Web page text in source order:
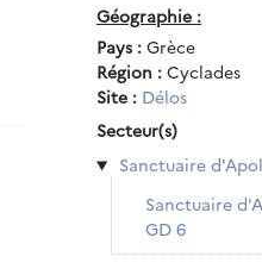
Géographie :
Pays : Grèce
Région : Cyclades
Site : Délos
Secteur(s)
Sanctuaire
Sanctuaire
GD 6